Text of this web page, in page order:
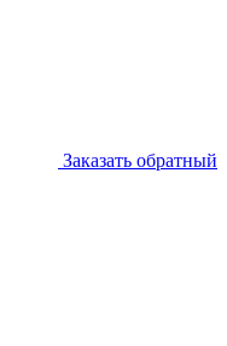
Заказать обратный